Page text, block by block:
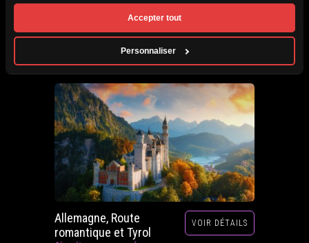
Accepter tout
Personnaliser
Allemagne, Route
romantique et Tyrol
VOIR DÉTAILS